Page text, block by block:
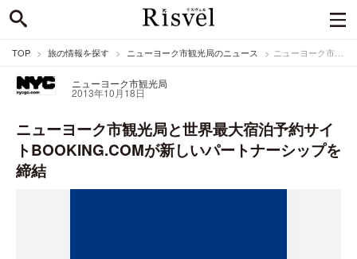
TOP 旅の情報を探す ニューヨーク市観光局のニュース ニューヨーク市観光局と世界最大宿泊予約サイトBOOKING.COMが新しいパートナーシップを締結
ニューヨーク市観光局
2013年10月18日
ニューヨーク市観光局と世界最大宿泊予約サイ
トBOOKING.COMが新しいパートナーシップを
締結